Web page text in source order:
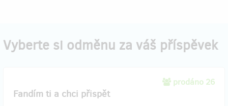
Vyberte si odměnu za váš příspěvek
prodáno 26
Fandím ti a chci přispět